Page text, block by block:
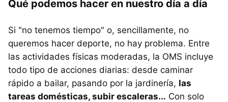
Qué podemos hacer en nuestro día a día
Si "no tenemos tiempo" o, sencillamente, no
queremos hacer deporte, no hay problema. Entre
las actividades físicas moderadas, la OMS incluye
todo tipo de acciones diarias: desde caminar
rápido a bailar, pasando por la jardinería, las
tareas domésticas, subir escaleras... Con solo